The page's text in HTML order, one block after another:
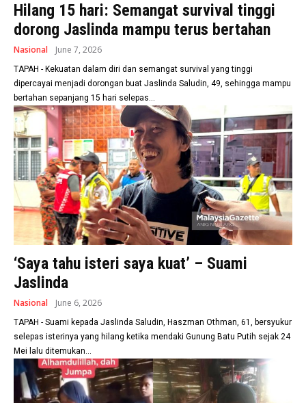
Hilang 15 hari: Semangat survival tinggi
dorong Jaslinda mampu terus bertahan
Nasional June 7, 2026
TAPAH - Kekuatan dalam diri dan semangat survival yang tinggi
dipercayai menjadi dorongan buat Jaslinda Saludin, 49, sehingga mampu
bertahan sepanjang 15 hari selepas...
‘Saya tahu isteri saya kuat’ – Suami
Jaslinda
Nasional June 6, 2026
TAPAH - Suami kepada Jaslinda Saludin, Haszman Othman, 61, bersyukur
selepas isterinya yang hilang ketika mendaki Gunung Batu Putih sejak 24
Mei lalu ditemukan...